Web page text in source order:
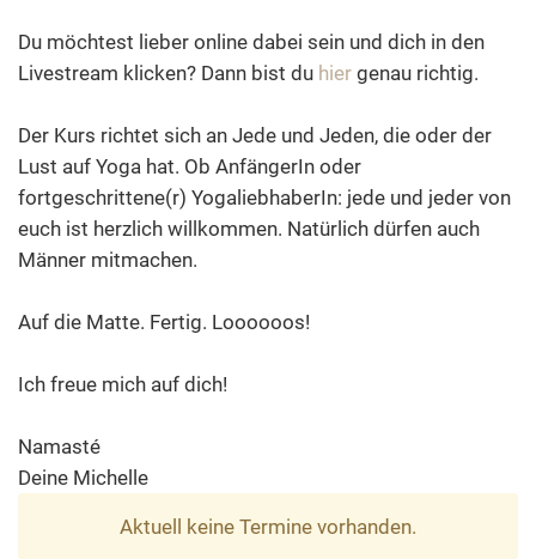
Du möchtest lieber online dabei sein und dich in den
Livestream klicken? Dann bist du hier genau richtig.
Der Kurs richtet sich an Jede und Jeden, die oder der
Lust auf Yoga hat. Ob AnfängerIn oder
fortgeschrittene(r) YogaliebhaberIn: jede und jeder von
euch ist herzlich willkommen. Natürlich dürfen auch
Männer mitmachen.
Auf die Matte. Fertig. Loooooos!
Ich freue mich auf dich!
Namasté
Deine Michelle
Aktuell keine Termine vorhanden.